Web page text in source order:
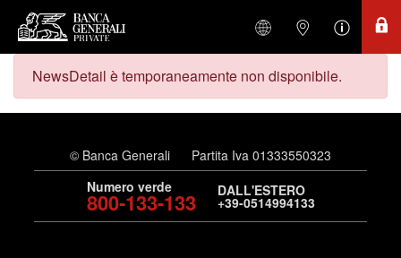
NewsDetail è temporaneamente non disponibile.
© Banca Generali
Partita Iva 01333550323
Numero verde
800-133-133 DALL'ESTERO
+39-0514994133